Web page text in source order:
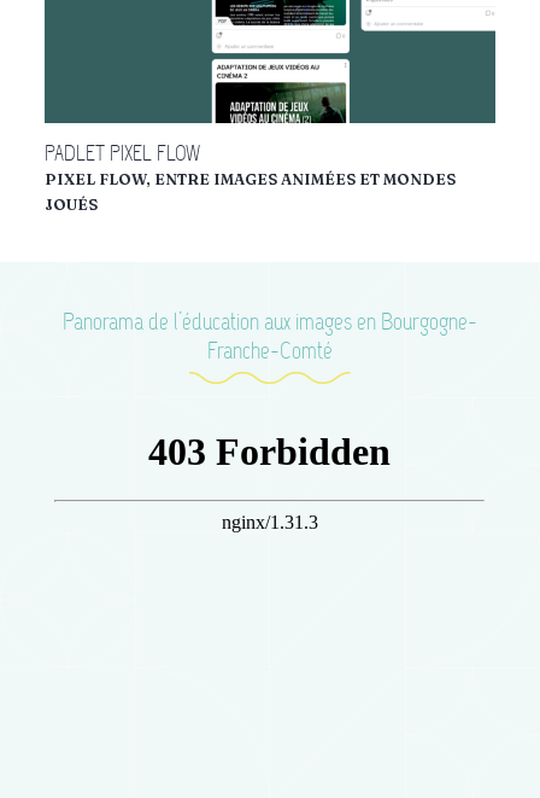
PADLET PIXEL FLOW
PIXEL FLOW, ENTRE IMAGES ANIMÉES ET MONDES
JOUÉS
Panorama de l’éducation aux images en Bourgogne-
Franche-Comté